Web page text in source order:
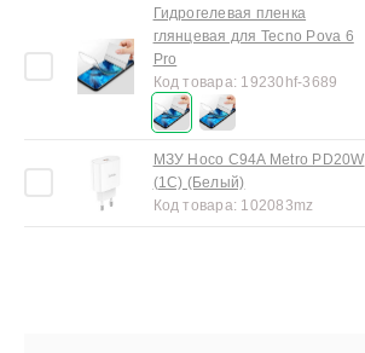
Гидрогелевая пленка
глянцевая для Tecno Pova 6
Pro
Код товара: 19230hf-3689
МЗУ Hoco C94A Metro PD20W
(1C) (Белый)
Код товара: 102083mz